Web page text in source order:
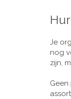
Je
nog
zijn,